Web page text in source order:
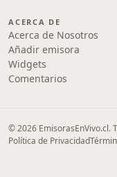
ACERCA DE
Acerca de Nosotros
Añadir emisora
Widgets
Comentarios
© 2026 EmisorasEnVivo.cl.
Política de Privacidad